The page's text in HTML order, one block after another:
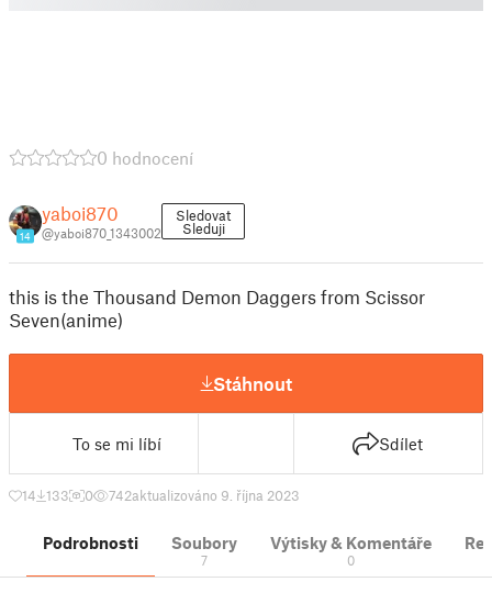
0 hodnocení
14
yaboi870
@yaboi870_1343002
Sledovat
Sleduji
this is the Thousand Demon Daggers from Scissor
Seven(anime)
Stáhnout
To se mi líbí Sdílet
14 133 0 742aktualizováno 9. října 2023
Podrobnosti Soubory
7
Výtisky & Komentáře
0